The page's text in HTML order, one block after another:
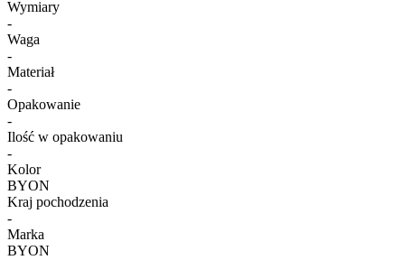
Wymiary
-
Waga
-
Materiał
-
Opakowanie
-
Ilość w opakowaniu
-
Kolor
BYON
Kraj pochodzenia
-
Marka
BYON